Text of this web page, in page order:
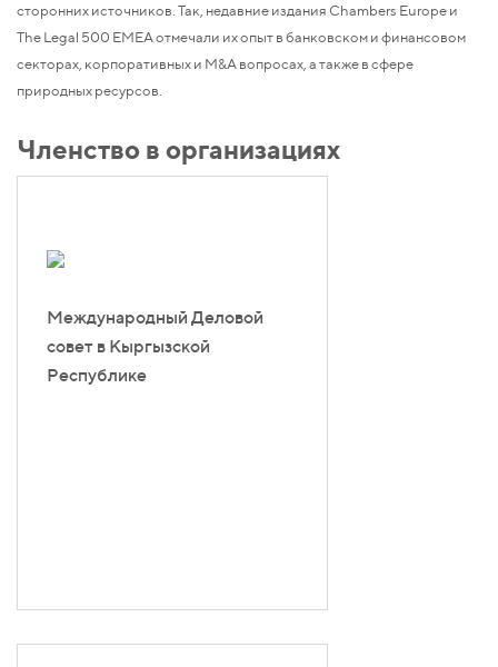
сторонних источников. Так, недавние издания Chambers Europe и
The Legal 500 EMEA отмечали их опыт в банковском и финансовом
секторах, корпоративных и M&A вопросах, а также в сфере
природных ресурсов.
Членство в организациях
Международный Деловой
совет в Кыргызской
Республике